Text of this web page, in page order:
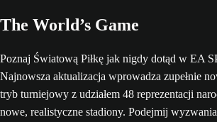
The World’s Game
Poznaj Światową Piłkę jak nigdy dotąd w EA
Najnowsza aktualizacja wprowadza zupełnie
tryb turniejowy z udziałem 48 reprezentacji
nowe, realistyczne stadiony. Podejmij